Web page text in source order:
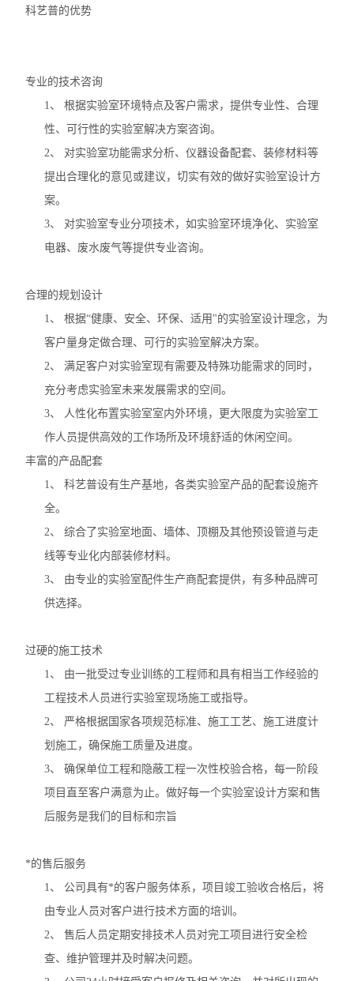
科艺普的优势
专业的技术咨询
1、根据实验室环境特点及客户需求，提供专业性、合理
性、可行性的实验室解决方案咨询。
2、 对实验室功能需求分析、仪器设备配套、装修材料等
提出合理化的意见或建议，切实有效的做好实验室设计方
案。
3、 对实验室专业分项技术，如实验室环境净化、实验室
电器、废水废气等提供专业咨询。
合理的规划设计
1、根据“健康、安全、环保、适用"的实验室设计理念，为
客户量身定做合理、可行的实验室解决方案。
2、满足客户对实验室现有需要及特殊功能需求的同时，
充分考虑实验室未来发展需求的空间。
3、 人性化布置实验室室内外环境，更大限度为实验室工
作人员提供高效的工作场所及环境舒适的休闲空间。
丰富的产品配套
1、科艺普设有生产基地，各类实验室产品的配套设施齐
全。
2、综合了实验室地面、墙体、顶棚及其他预设管道与走
线等专业化内部装修材料。
3、 由专业的实验室配件生产商配套提供，有多种品牌可
供选择。
过硬的施工技术
1、 由一批受过专业训练的工程师和具有相当工作经验的
工程技术人员进行实验室现场施工或指导。
2、 严格根据国家各项规范标准、施工工艺、施工进度计
划施工，确保施工质量及进度。
3、确保单位工程和隐蔽工程一次性校验合格，每一阶段
项目直至客户满意为止。做好每一个实验室设计方案和售
后服务是我们的目标和宗旨
*的售后服务
1、 公司具有*的客户服务体系，项目竣工验收合格后，将
由专业人员对客户进行技术方面的培训。
2、售后人员定期安排技术人员对完工项目进行安全检
查、维护管理并及时解决问题。